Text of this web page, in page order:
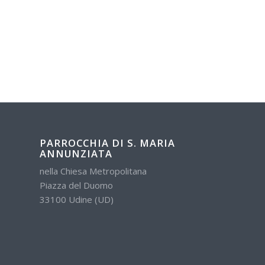
PARROCCHIA DI S. MARIA
ANNUNZIATA
nella Chiesa Metropolitana
Piazza del Duomo
33100 Udine (UD)